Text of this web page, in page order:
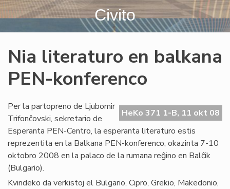
Civito
Nia literaturo en balkana
PEN-konferenco
HeKo 371 1-B, 11 okt 08
Per la partopreno de Ljubomir
Trifonĉovski, sekretario de
Esperanta PEN-Centro, la esperanta literaturo estis
reprezentita en la Balkana PEN-konferenco, okazinta 7-10
oktobro 2008 en la palaco de la rumana reĝino en Balĉik
(Bulgario).
Kvindeko da verkistoj el Bulgario, Cipro, Grekio, Makedonio,